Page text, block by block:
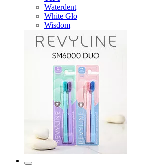
Waterdent
White Glo
Wisdom